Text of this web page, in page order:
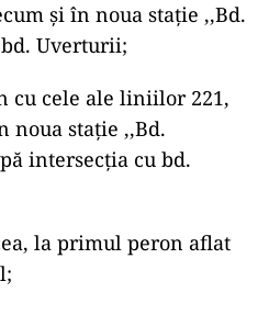
şi în noua staţie ,,Bd.
Uverturii;
cu cele ale liniilor 221,
noua staţie ,,Bd.
intersecţia cu bd.
la primul peron aflat